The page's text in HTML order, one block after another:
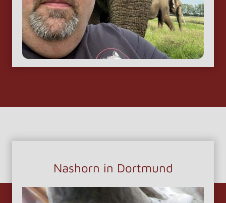
Nashorn in Dortmund